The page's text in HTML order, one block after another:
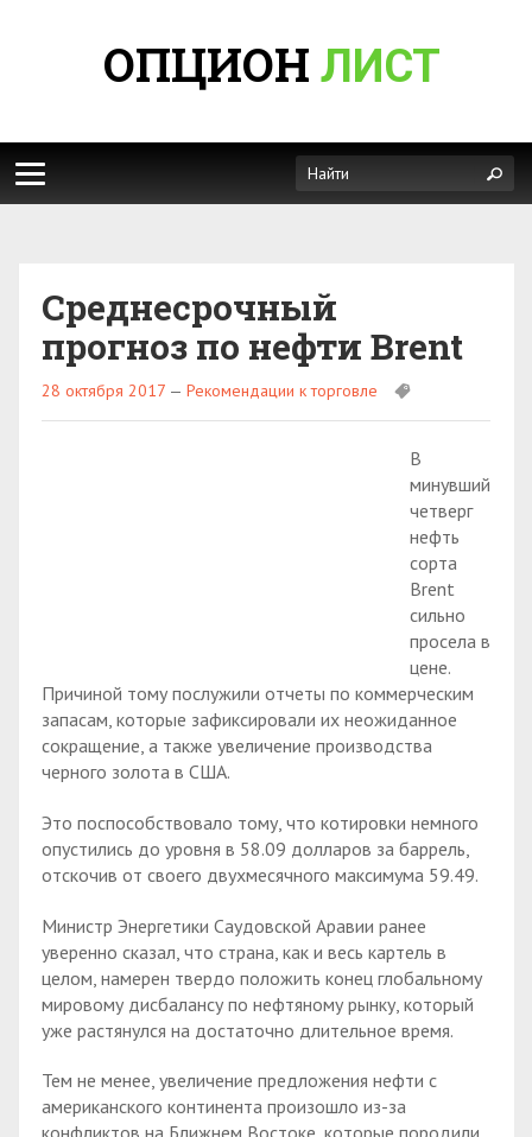
ОПЦИОН ЛИСТ
Среднесрочный
прогноз по нефти Brent
28 октября 2017 — Рекомендации к торговле
В
минувший
четверг
нефть
сорта
Brent
сильно
просела в
цене.
Причиной тому послужили отчеты по коммерческим
запасам, которые зафиксировали их неожиданное
сокращение, а также увеличение производства
черного золота в США.
Это поспособствовало тому, что котировки немного
опустились до уровня в 58.09 долларов за баррель,
отскочив от своего двухмесячного максимума 59.49.
Министр Энергетики Саудовской Аравии ранее
уверенно сказал, что страна, как и весь картель в
целом, намерен твердо положить конец глобальному
мировому дисбалансу по нефтяному рынку, который
уже растянулся на достаточно длительное время.
Тем не менее, увеличение предложения нефти с
американского континента произошло из-за